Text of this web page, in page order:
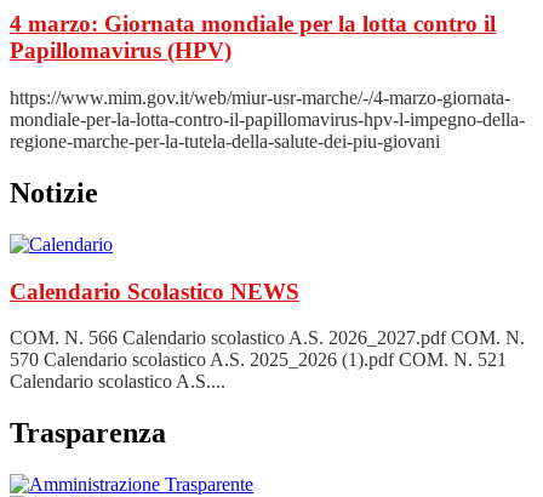
4 marzo: Giornata mondiale per la lotta contro il
Papillomavirus (HPV)
https://www.mim.gov.it/web/miur-usr-marche/-/4-marzo-giornata-
mondiale-per-la-lotta-contro-il-papillomavirus-hpv-l-impegno-della-
regione-marche-per-la-tutela-della-salute-dei-piu-giovani
Notizie
Calendario Scolastico NEWS
COM. N. 566 Calendario scolastico A.S. 2026_2027.pdf COM. N.
570 Calendario scolastico A.S. 2025_2026 (1).pdf COM. N. 521
Calendario scolastico A.S....
Trasparenza